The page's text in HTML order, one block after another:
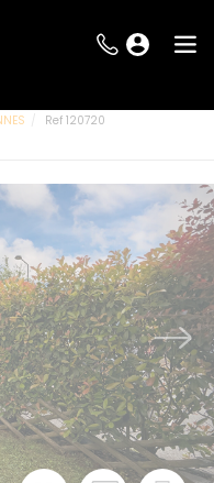
Ref 120720